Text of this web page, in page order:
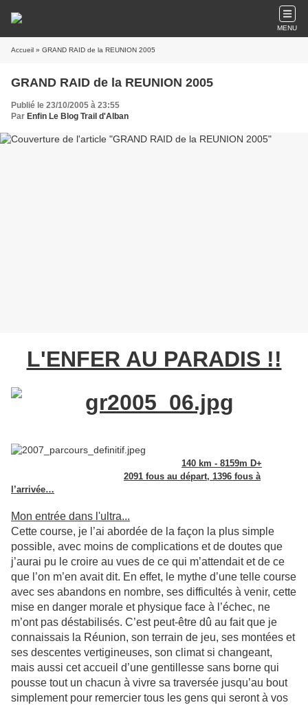
MENU
Accueil » GRAND RAID de la REUNION 2005
GRAND RAID de la REUNION 2005
Publié le 23/10/2005 à 23:55
Par Enfin Le Blog Trail d'Alban
L'ENFER AU PARADIS !!
140 km - 8159m D+
2091 fous au départ, 1396 fous à
l’arrivée…
Mon entrée dans l'ultra...
Cette course, je l’ai abordée de la façon la plus simple
possible, avec moins de complications et de doutes que
j’aurai pu le croire au vues de ce qui m’attendait et de ce
que l’on m’en avait dit. En effet, le mythe d’une telle course
avec ses abandons en nombre, ses difficultés à venir, cette
mise en danger morale et physique face à l’échec, ne
m’ont pas déstabilisés. C’est peut-être dû au fait que je
connaissais la Réunion, son terrain de jeu, ses montées et
ses descentes vertigineuses, son climat si changeant,
mais aussi cet accueil d’une gentillesse sans borne qui
pousse tout un chacun à vivre sa traversée jusqu’au bout
simplement pour remercier tous les gens qui seront à vos